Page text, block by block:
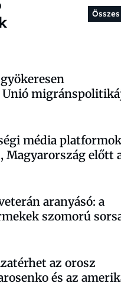
média
Magyarország előtt
aranyásó: a
szomorú
az orosz
és az